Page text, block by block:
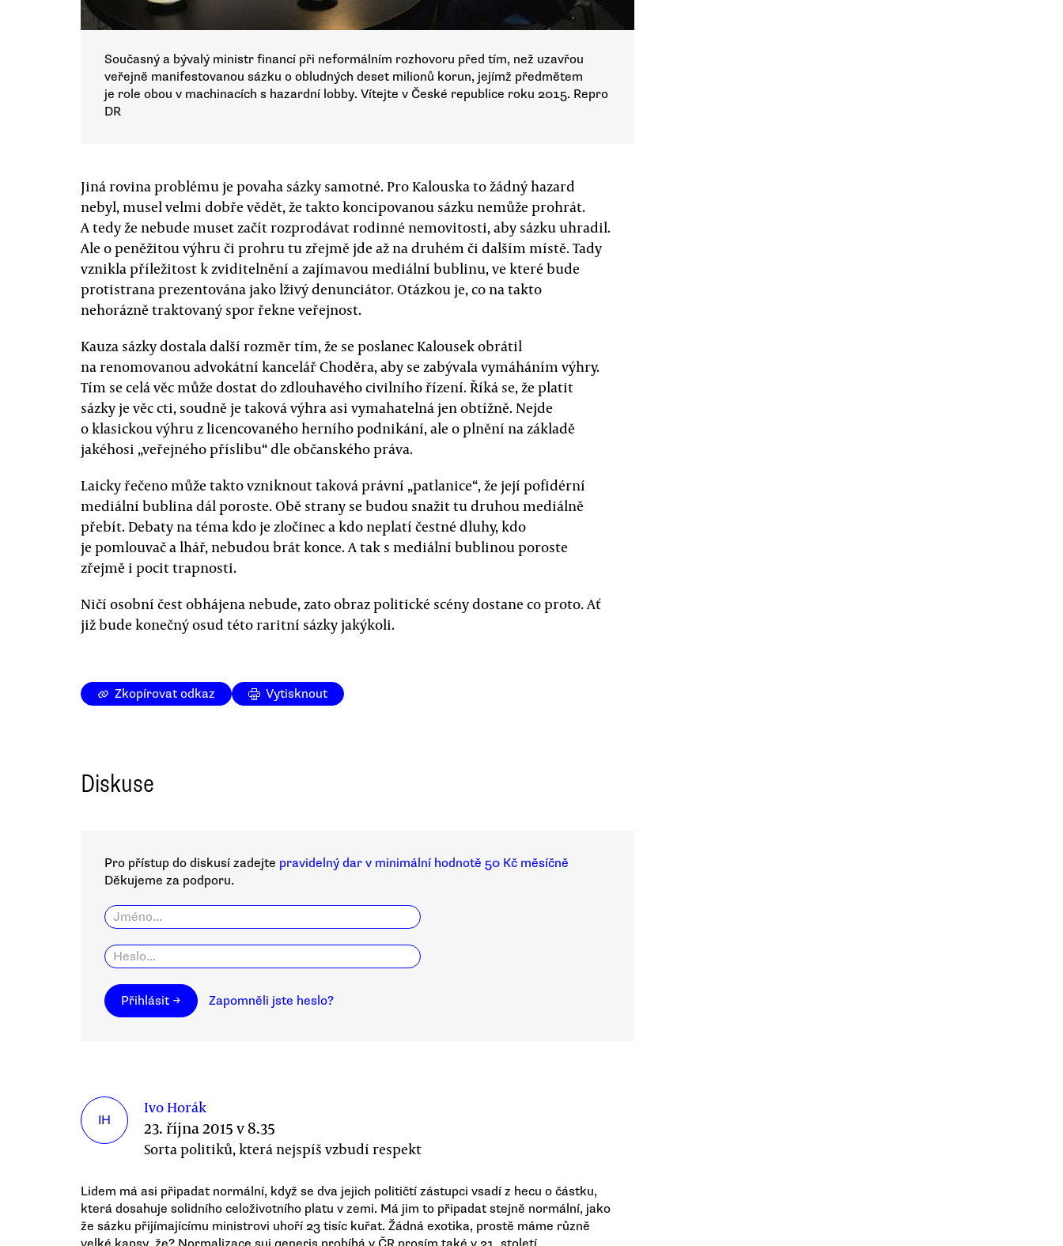
Současný a bývalý ministr financí při neformálním rozhovoru před tím, než uzavřou
veřejně manifestovanou sázku o obludných deset milionů korun, jejímž předmětem
je role obou v machinacích s hazardní lobby. Vítejte v České republice roku 2015. Repro
DR
Jiná rovina problému je povaha sázky samotné. Pro Kalouska to žádný hazard
nebyl, musel velmi dobře vědět, že takto koncipovanou sázku nemůže prohrát.
A tedy že nebude muset začít rozprodávat rodinné nemovitosti, aby sázku uhradil.
Ale o peněžitou výhru či prohru tu zřejmě jde až na druhém či dalším místě. Tady
vznikla příležitost k zviditelnění a zajímavou mediální bublinu, ve které bude
protistrana prezentována jako lživý denunciátor. Otázkou je, co na takto
nehorázně traktovaný spor řekne veřejnost.
Kauza sázky dostala další rozměr tím, že se poslanec Kalousek obrátil
na renomovanou advokátní kancelář Choděra, aby se zabývala vymáháním výhry.
Tím se celá věc může dostat do zdlouhavého civilního řízení. Říká se, že platit
sázky je věc cti, soudně je taková výhra asi vymahatelná jen obtížně. Nejde
o klasickou výhru z licencovaného herního podnikání, ale o plnění na základě
jakéhosi „veřejného příslibu“ dle občanského práva.
Laicky řečeno může takto vzniknout taková právní „patlanice“, že její pofidérní
mediální bublina dál poroste. Obě strany se budou snažit tu druhou mediálně
přebít. Debaty na téma kdo je zločinec a kdo neplatí čestné dluhy, kdo
je pomlouvač a lhář, nebudou brát konce. A tak s mediální bublinou poroste
zřejmě i pocit trapnosti.
Ničí osobní čest obhájena nebude, zato obraz politické scény dostane co proto. Ať
již bude konečný osud této raritní sázky jakýkoli.
Zkopírovat odkaz Vytisknout
Diskuse
Pro přístup do diskusí zadejte pravidelný dar v minimální hodnotě 50 Kč měsíčně
Děkujeme za podporu.
Přihlásit → Zapomněli jste heslo?
IH
Ivo Horák
23. října 2015 v 8.35
Sorta politiků, která nejspíš vzbudí respekt
Lidem má asi připadat normální, když se dva jejich političtí zástupci vsadí z hecu o částku,
která dosahuje solidního celoživotního platu v zemi. Má jim to připadat stejně normální, jako
že sázku přijímajícímu ministrovi uhoří 23 tisíc kuřat. Žádná exotika, prostě máme různě